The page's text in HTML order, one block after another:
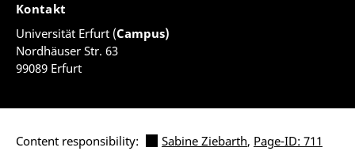
Kontakt
Universität Erfurt (Campus)
Nordhäuser Str. 63
99089 Erfurt
Content responsibility: Sabine Ziebarth, Page-ID: 711